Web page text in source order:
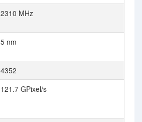
2310 MHz
5 nm
4352
121.7 GPixel/s